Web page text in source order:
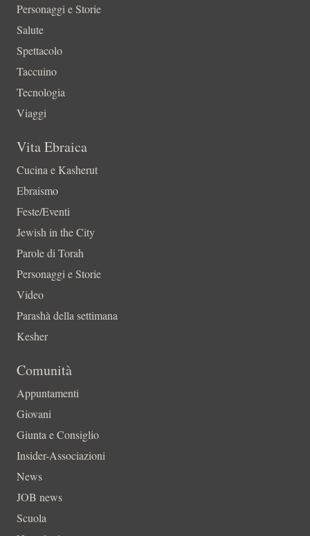
Personaggi e Storie
Salute
Spettacolo
Taccuino
Tecnologia
Viaggi
Vita Ebraica
Cucina e Kasherut
Ebraismo
Feste/Eventi
Jewish in the City
Parole di Torah
Personaggi e Storie
Video
Parashà della settimana
Kesher
Comunità
Appuntamenti
Giovani
Giunta e Consiglio
Insider-Associazioni
News
JOB news
Scuola